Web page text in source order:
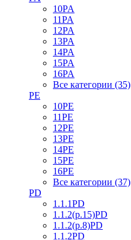
10PA
11PA
12PA
13PA
14PA
15PA
16PA
Все категории (35)
PE
10PE
11PE
12PE
13PE
14PE
15PE
16PE
Все категории (37)
PD
1.1.1PD
1.1.2(р.15)PD
1.1.2(р.8)PD
1.1.2PD